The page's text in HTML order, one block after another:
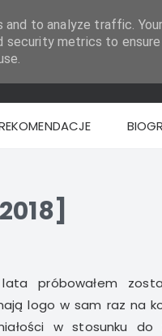
lata próbowałem
logo w sam raz na
w stosunku do
to analyze traffic.
security metrics to